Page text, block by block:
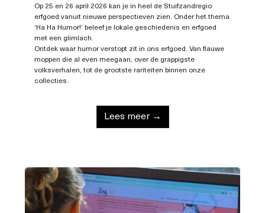
Op 25 en 26 april 2026 kan je in heel de Stuifzandregio
erfgoed vanuit nieuwe perspectieven zien. Onder het thema
‘Ha Ha Humor!’ beleef je lokale geschiedenis en erfgoed
met een glimlach.
Ontdek waar humor verstopt zit in ons erfgoed. Van flauwe
moppen die al even meegaan, over de grappigste
volksverhalen, tot de grootste rariteiten binnen onze
collecties.
Lees meer →